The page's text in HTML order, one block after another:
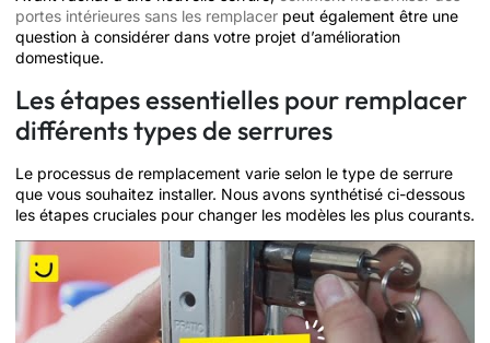
portes intérieures sans les remplacer peut également être une
question à considérer dans votre projet d’amélioration
domestique.
Les étapes essentielles pour remplacer
différents types de serrures
Le processus de remplacement varie selon le type de serrure
que vous souhaitez installer. Nous avons synthétisé ci-dessous
les étapes cruciales pour changer les modèles les plus courants.